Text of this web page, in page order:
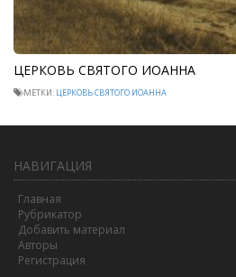
ЦЕРКОВЬ СВЯТОГО ИОАННА
МЕТКИ: ЦЕРКОВЬ СВЯТОГО ИОАННА
НАВИГАЦИЯ
Главная
Рубрикатор
Добавить материал
Авторы
Регистрация